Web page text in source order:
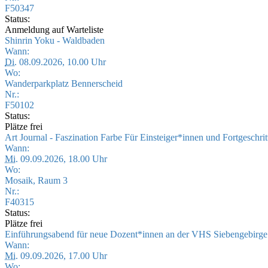
F50347
Status:
Anmeldung auf Warteliste
Shinrin Yoku - Waldbaden
Wann:
Di. 08.09.2026, 10.00 Uhr
Wo:
Wanderparkplatz Bennerscheid
Nr.:
F50102
Status:
Plätze frei
Art Journal - Faszination Farbe Für Einsteiger*innen und
Wann:
Mi. 09.09.2026, 18.00 Uhr
Wo:
Mosaik, Raum 3
Nr.:
F40315
Status:
Plätze frei
Einführungsabend für neue Dozent*innen an der VHS Siebengebirge
Wann:
Mi. 09.09.2026, 17.00 Uhr